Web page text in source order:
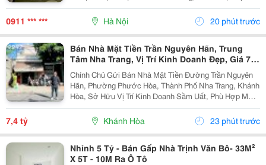
Công Nghiệp Và Gia Đình Ưa Chuộng Nhờ Phần Thịt
Dày, Mềm Ngọt, Xương Nhỏ Và Hương Vị Thơm Ngon
Tự Nhiên ....
0911 *** *** Hà Nội 20 phút trước
Bán Nhà Mặt Tiền Trần Nguyên Hãn, Trung
Tâm Nha Trang, Vị Trí Kinh Doanh Đẹp, Giá 7,4
Tỷ
Chính Chủ Gửi Bán Nhà Mặt Tiền Đường Trần Nguyên
Hãn, Phường Phước Hòa, Thành Phố Nha Trang, Khánh
Hòa, Sở Hữu Vị Trí Kinh Doanh Sầm Uất, Phù Hợp Mở
Cửa Hàng, Văn Phòng, Showroom Hoặc Đầu Tư Cho
Thuê Lâu Dài. Thông Tin Chi Tiết. - Địa Chỉ: Số...
7,4 tỷ Khánh Hòa 23 phút trước
Nhỉnh 5 Tỷ - Bán Gấp Nhà Trịnh Văn Bô- 33M²
X 5T - 10M Ra Ô Tô